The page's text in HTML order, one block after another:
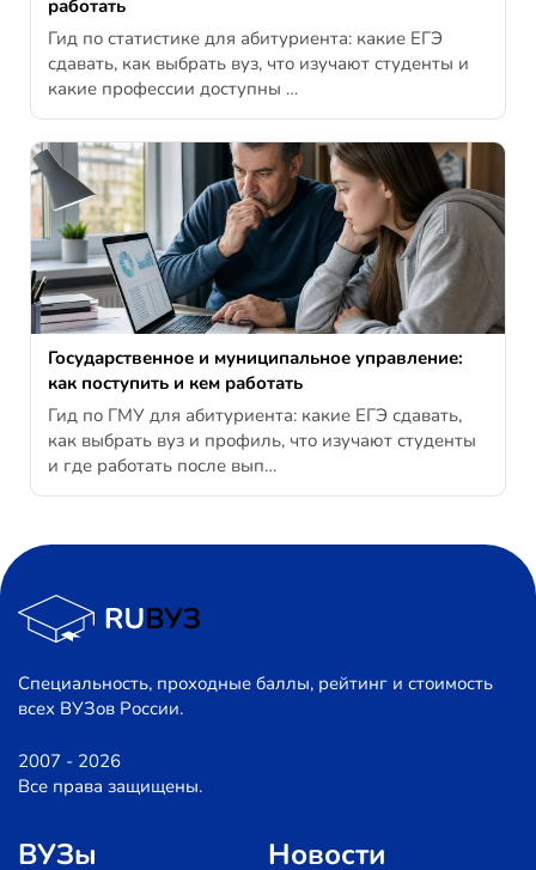
работать
Гид по статистике для абитуриента: какие ЕГЭ
сдавать, как выбрать вуз, что изучают студенты и
какие профессии доступны …
Государственное и муниципальное управление:
как поступить и кем работать
Гид по ГМУ для абитуриента: какие ЕГЭ сдавать,
как выбрать вуз и профиль, что изучают студенты
и где работать после вып…
Специальность, проходные баллы, рейтинг и стоимость
всех ВУЗов России.
2007 - 2026
Все права защищены.
ВУЗы Новости